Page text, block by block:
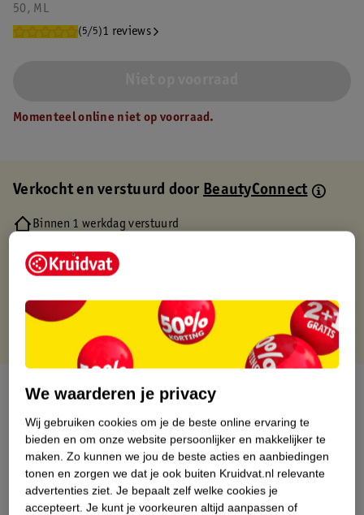
50, ML
(5/5)1 reviews
Momenteel online niet op voorraad.
Verkocht en verstuurd doorBeautyConnect
Binnen 1 werkdag verstuurd
Gratis retourneren via verkooppartner.
Over dit product
Productinformatie
Nature Impact Score
Dit product heeft (nog) geen Nature
We waarderen je privacy
Wij gebruiken cookies om je de beste online ervaring te
bieden en om onze website persoonlijker en makkelijker te
maken. Zo kunnen we jou de beste acties en aanbiedingen
tonen en zorgen we dat je ook buiten Kruidvat.nl relevante
advertenties ziet. Je bepaalt zelf welke cookies je
accepteert. Je kunt je voorkeuren altijd aanpassen of